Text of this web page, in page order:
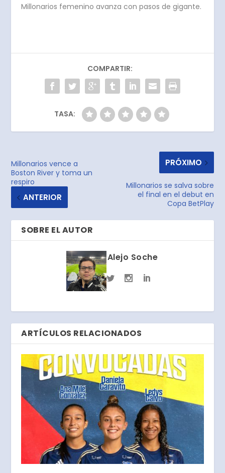
Millonarios femenino avanza con pasos de gigante.
COMPARTIR:
TASA:
Millonarios vence a
Boston River y toma un
respiro
ANTERIOR
PRÓXIMO
Millonarios se salva sobre
el final en el debut en
Copa BetPlay
SOBRE EL AUTOR
Alejo Soche
ARTÍCULOS RELACIONADOS